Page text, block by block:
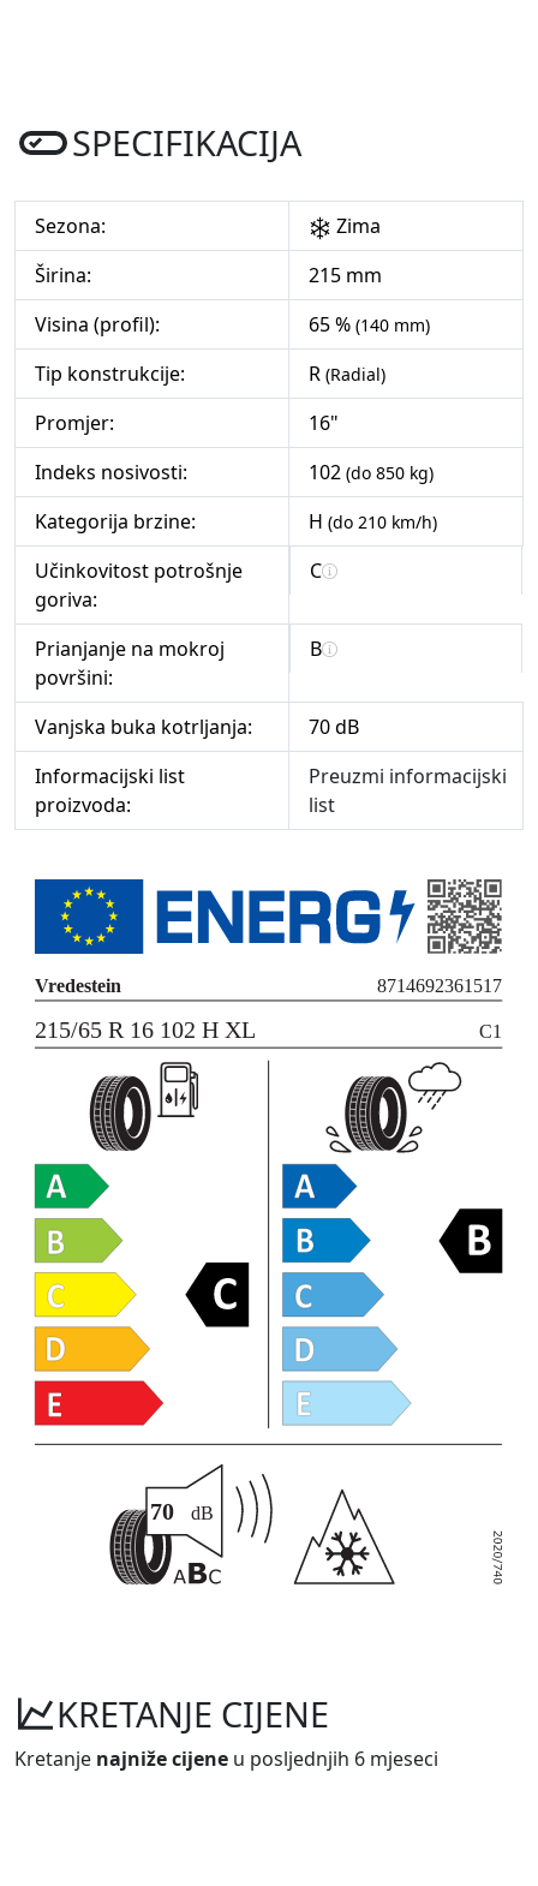
SPECIFIKACIJA
Sezona:
Zima
Širina:
215 mm
Visina (profil):
65 % (140 mm)
Tip konstrukcije: R (Radial)
Promjer:
16"
Indeks nosivosti:
102 (do 850 kg)
Kategorija brzine: H (do 210 km/h)
Učinkovitost potrošnje
goriva:
C
Prianjanje na mokroj
površini:
B
Vanjska buka kotrljanja:
70 dB
Informacijski list
proizvoda:
Preuzmi informacijski
list
KRETANJE CIJENE
Kretanje najniže cijene u posljednjih 6 mjeseci